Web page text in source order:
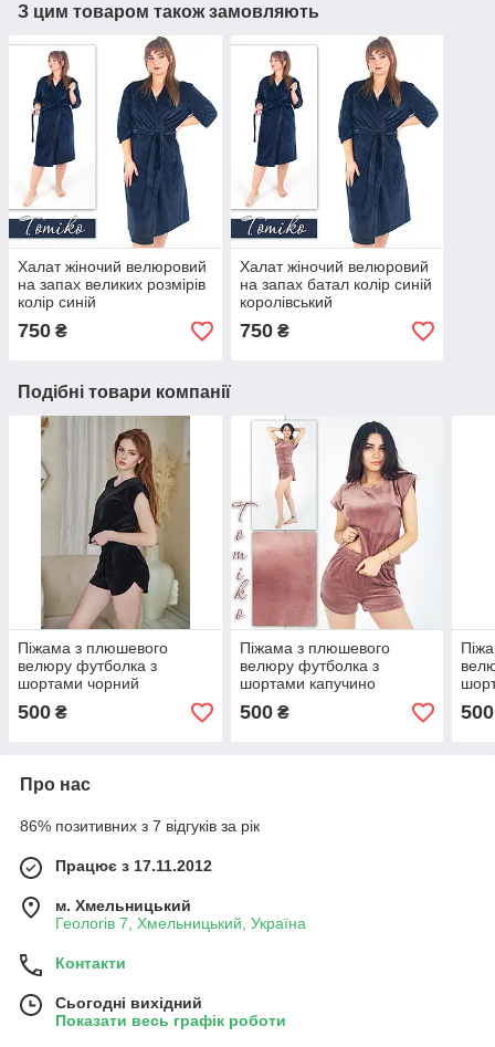
З цим товаром також замовляють
Халат жіночий велюровий
на запах великих розмірів
колір синій
750 ₴
Халат жіночий велюровий
на запах батал колір синій
королівський
750₴
Подібні товари компанії
Піжама з плюшевого
велюру футболка з
шортами чорний
500 ₴
Піжама з плюшевого
велюру футболка з
шортами капучино
500₴ 500
Про нас
86% позитивних з 7 відгуків за рік
Працює з 17.11.2012
м. Хмельницький
Геологів 7, Хмельницький, Україна
Контакти
Сьогодні вихідний
Показати весь графік роботи